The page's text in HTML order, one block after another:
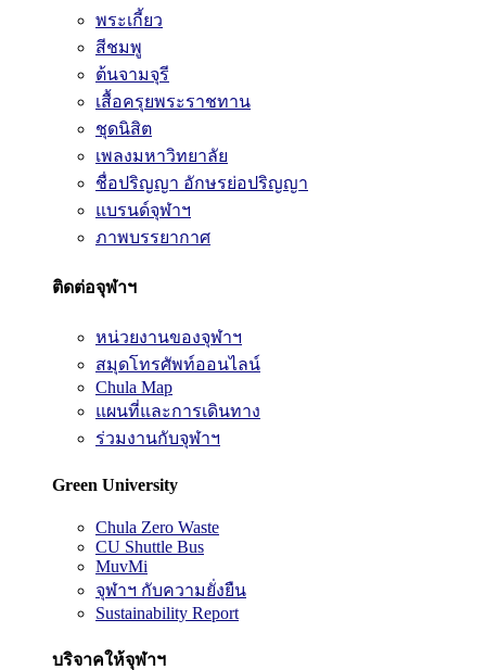
พระเกี้ยว
สีชมพู
ต้นจามจุรี
เสื้อครุยพระราชทาน
ชุดนิสิต
เพลงมหาวิทยาลัย
ชื่อปริญญา อักษรย่อปริญญา
แบรนด์จุฬาฯ
ภาพบรรยากาศ
ติดต่อจุฬาฯ
หน่วยงานของจุฬาฯ
สมุดโทรศัพท์ออนไลน์
Chula Map
แผนที่และการเดินทาง
ร่วมงานกับจุฬาฯ
Green University
Chula Zero Waste
CU Shuttle Bus
MuvMi
จุฬาฯ กับความยั่งยืน
Sustainability Report
บริจาคให้จุฬาฯ